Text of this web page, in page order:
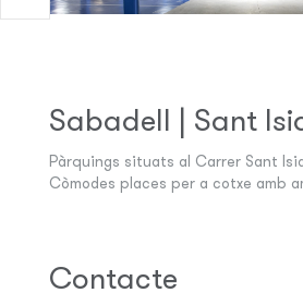
Sabadell | Sant
Pàrquings situats al Carrer Sant
Còmodes places per a cotxe amb
Contacte